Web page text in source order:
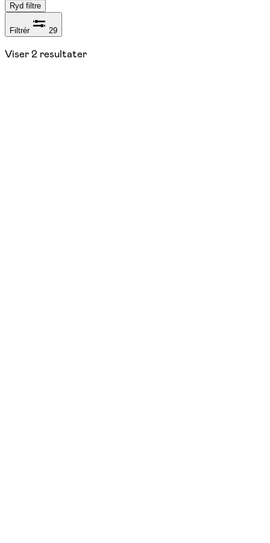
Ryd filtre
Filtrér 29
Viser2 resultater